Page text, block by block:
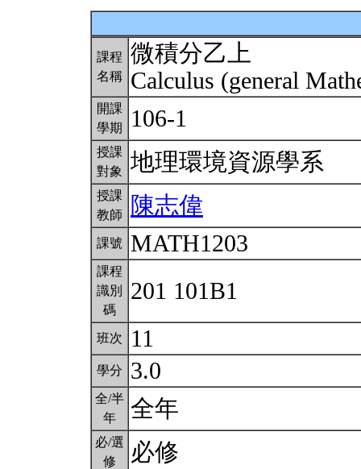
課程
名稱
微積分乙上
Calculus (general
開課
學期
106-1
授課
對象
地理環境資源學系
授課
教師
陳志偉
課號 MATH1203
課程
識別
碼
201 101B1
班次 11
學分 3.0
全/半
年
全年
必/選
修
必修